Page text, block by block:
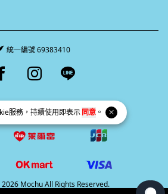
服務，持續使用即表示同意 。
統一編號 69383410
Facebook page
Instagram page
Line page
Mochu All Rights Reserved.